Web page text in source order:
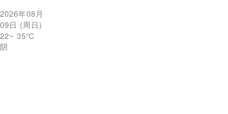
2026年08月
09日 (周日)
22~ 35℃
阴